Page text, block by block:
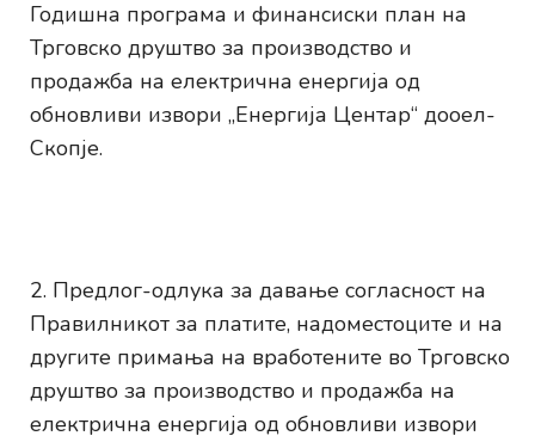
Годишна програма и финансиски план на
Трговско друштво за производство и
продажба на електрична енергија од
обновливи извори „Енергија Центар“ дооел-
Скопје.
Предлог-одлука за давање согласност на
Правилникот за платите, надоместоците и на
другите примања на вработените во Трговско
друштво за производство и продажба на
електрична енергија од обновливи извори